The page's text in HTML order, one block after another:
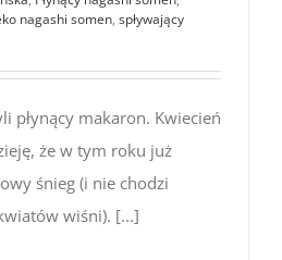
nagashi somen, spływający
płynący makaron. Kwiecień
że w tym roku już
śnieg (i nie chodzi
wiśni). [...]